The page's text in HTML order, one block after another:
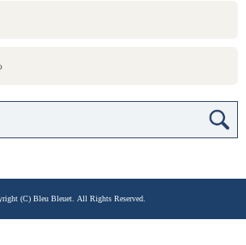
(C) Bleu Bleuet. All Rights Reserved.